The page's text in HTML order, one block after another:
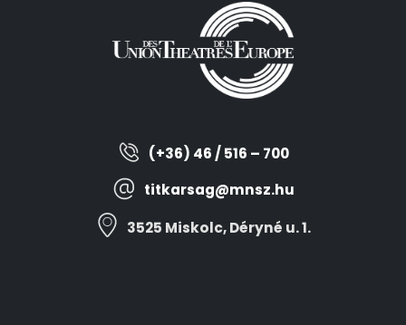
(+36) 46 / 516 – 700
titkarsag@mnsz.hu
3525 Miskolc, Déryné u. 1.